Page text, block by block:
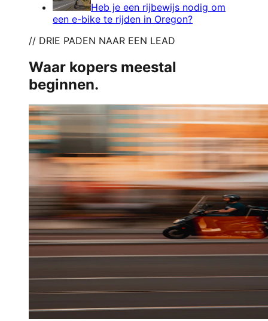
Heb je een rijbewijs nodig om
een e-bike te rijden in Oregon?
// DRIE PADEN NAAR EEN LEAD
Waar kopers meestal
beginnen.